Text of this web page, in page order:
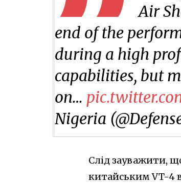
Air
end of the
during a high
capabilities, but
on…
Nigeria
Слід зауважити,
китайським VT-4 в